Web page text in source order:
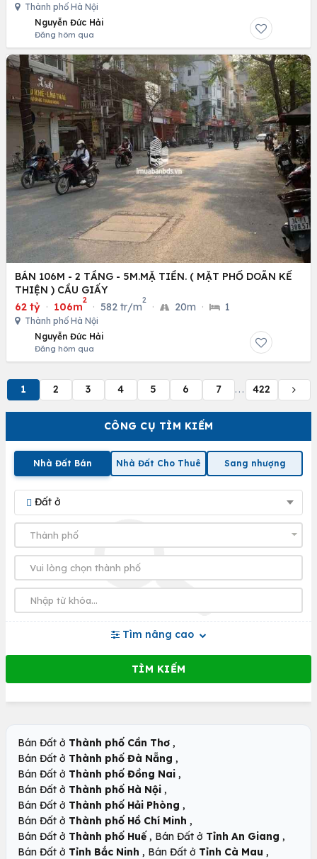
CÔNG CỤ TÌM KIẾM
Nhà Đất Bán Nhà Đất Cho Thuê Sang nhượng
Đất ở
Tìm nâng cao
Thành phố Hà Nội
Nguyễn Đức Hải
Đăng hôm qua
BÁN 106M - 2 TẦNG - 5M.MẶ TIỀN. ( MẶT PHỐ DOÃN KẾ
THIỆN ) CẦU GIẤY
62 tỷ · 106m
2
· 582 tr/m
2
· 20m · 1
Thành phố Hà Nội
Nguyễn Đức Hải
Đăng hôm qua
1 2 3 4 5 6 7 ... 422
Bán Đất ở Thành phố Cần Thơ ,
Bán Đất ở Thành phố Đà Nẵng ,
Bán Đất ở Thành phố Đồng Nai ,
Bán Đất ở Thành phố Hà Nội ,
Bán Đất ở Thành phố Hải Phòng ,
Bán Đất ở Thành phố Hồ Chí Minh ,
Bán Đất ở Thành phố Huế , Bán Đất ở Tỉnh An Giang ,
Bán Đất ở Tỉnh Bắc Ninh , Bán Đất ở Tỉnh Cà Mau ,